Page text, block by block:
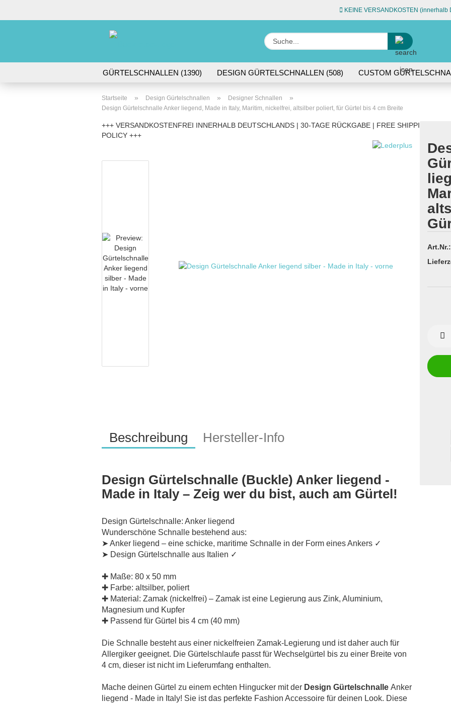
KEINE VERSANDKOSTEN (innerhalb
Sprache auswählen
Konto
Suche...
GÜRTELSCHNALLEN (1390) DESIGN GÜRTELSCHNALLEN (508) CUSTOM
Startseite » Design Gürtelschnallen » Designer Schnallen »
Design Gürtelschnalle Anker liegend, Made in Italy, Maritim, nickelfrei, altsilber poliert, für Gürtel bis 4 cm Breite
+++ VERSANDKOSTENFREI INNERHALB DEUTSCHLANDS | 30-TAGE RÜCKGABE | FREE SHIPPING
POLICY +++
Art.Nr.:
Beschreibung Hersteller-Info
Design Gürtelschnalle (Buckle) Anker liegend -
Made in Italy – Zeig wer du bist, auch am Gürtel!
Design Gürtelschnalle: Anker liegend
Wunderschöne Schnalle bestehend aus:
➤ Anker liegend – eine schicke, maritime Schnalle in der Form eines Ankers ✓
➤ Design Gürtelschnalle aus Italien ✓
✚ Maße: 80 x 50 mm
✚ Farbe: altsilber, poliert
✚ Material: Zamak (nickelfrei) – Zamak ist eine Legierung aus Zink, Aluminium,
Magnesium und Kupfer
✚ Passend für Gürtel bis 4 cm (40 mm)
Die Schnalle besteht aus einer nickelfreien Zamak-Legierung und ist daher auch für
Allergiker geeignet. Die Gürtelschlaufe passt für Wechselgürtel bis zu einer Breite von
4 cm, dieser ist nicht im Lieferumfang enthalten.
Mache deinen Gürtel zu einem echten Hingucker mit der Design Gürtelschnalle Anker
liegend - Made in Italy! Sie ist das perfekte Fashion Accessoire für deinen Look. Diese